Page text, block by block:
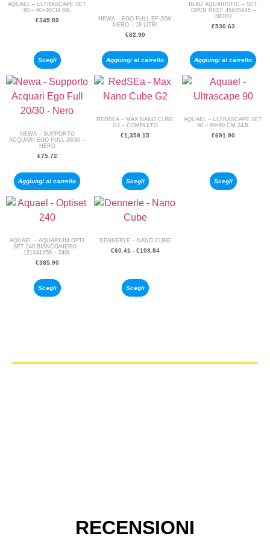
AQUAEL – ULTRASCAPE SET
60 – 60×30CM 69L
€345.89
Scegli
NEWA – EGO FULL EF 20W
NERO – 18 LITRI
€82.90
Aggiungi al carrello
BLAU AQUARISTIC – SET
OPEN REEF 45X45X45 –
NERO
€530.63
Aggiungi al carrello
NEWA – SUPPORTO
ACQUARI EGO FULL 20/30 –
NERO
€75.72
Aggiungi al carrello
REDSEA – MAX NANO CUBE
G2 – COMPLETO
€1,359.15
Scegli
AQUAEL – ULTRASCAPE SET
90 – 90×60 CM 243L
€691.90
Scegli
AQUAEL – AQUARIUM OPTI
SET 240 BIANCO/NERO –
121X41X56 – 240L
€385.90
Scegli
DENNERLE – NANO CUBE
€60.41 - €103.84
Scegli
RECENSIONI